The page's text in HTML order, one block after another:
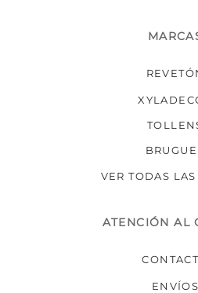
VER TODAS
ATENCIÓN AL
ENVÍOS